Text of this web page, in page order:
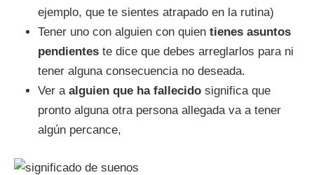
ejemplo, que te sientes atrapado en la rutina)
Tener uno con alguien con quien tienes asuntos
pendientes te dice que debes arreglarlos para ni
tener alguna consecuencia no deseada.
Ver a alguien que ha fallecido significa que
pronto alguna otra persona allegada va a tener
algún percance,